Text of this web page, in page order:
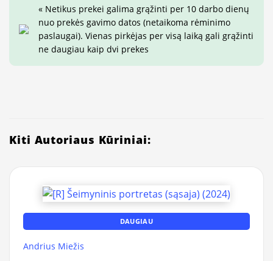
« Netikus prekei galima grąžinti per 10 darbo dienų
nuo prekės gavimo datos (netaikoma rėminimo
paslaugai). Vienas pirkėjas per visą laiką gali grąžinti
ne daugiau kaip dvi prekes
Kiti Autoriaus Kūriniai:
DAUGIAU
Andrius Miežis